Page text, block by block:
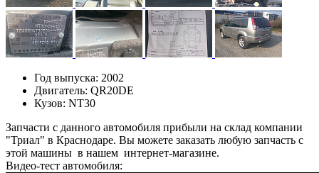
Год выпуска: 2002
Двигатель: QR20DE
Кузов: NT30
Запчасти с данного автомобиля прибыли на склад компании
"Триал" в Краснодаре. Вы можете заказать любую запчасть с
этой машины в нашем интернет-магазине.
Видео-тест автомобиля: